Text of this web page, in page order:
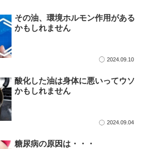
その油、環境ホルモン作用がある
かもしれません
2024.09.10
酸化した油は身体に悪いってウソ
かもしれません
2024.09.04
糖尿病の原因は・・・